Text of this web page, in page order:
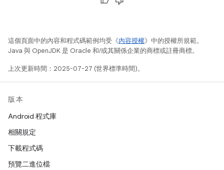
這個頁面中的內容和程式碼範例均受《內容授權》中的授權所規範。
Java 與 OpenJDK 是 Oracle 和/或其關係企業的商標或註冊商標。
上次更新時間：2025-07-27 (世界標準時間)。
版本
Android 程式庫
相關規定
下載程式碼
預覽二進位檔